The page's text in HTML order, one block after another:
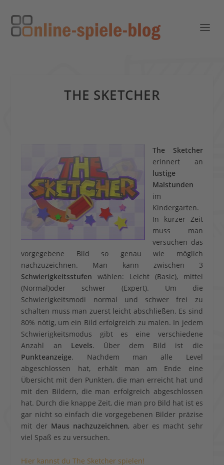
THE SKETCHER
The Sketcher
erinnert an
lustige
Malstunden
im
Kindergarten.
In kurzer Zeit
muss man
versuchen das
vorgegebene Bild so genau wie möglich
nachzuzeichnen. Man kann zwischen 3
Schwierigkeitsstufen wählen: Leicht (Basic), mittel
(Normal)oder schwer (Expert). Um die
Schwierigkeitsmodi normal und schwer frei zu
schalten muss man zuerst leicht abschließen. Es sind
80% nötig, um ein Bild erfolgreich zu malen. In jedem
Schwierigkeitsmodus gibt es eine verschiedene
Anzahl an Levels. Über dem Bild ist die
Punkteanzeige. Nachdem man alle Level
abgeschlossen hat, erhält man am Ende eine
Übersicht mit den Punkten, die man erreicht hat und
mit den Bildern, die man erfolgreich abgeschlossen
hat. Durch die knappe Zeit, die man pro Bild hat ist es
gar nicht so einfach die vorgegebenen Bilder präzise
mit der Maus nachzuzeichnen, aber es macht sehr
viel Spaß es zu versuchen.
Hier kannst du The Sketcher spielen!